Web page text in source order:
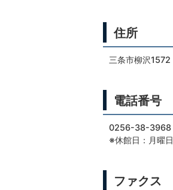
住所
三条市柳沢1572
電話番号
0256-38-3968
※休館日：月曜
ファクス